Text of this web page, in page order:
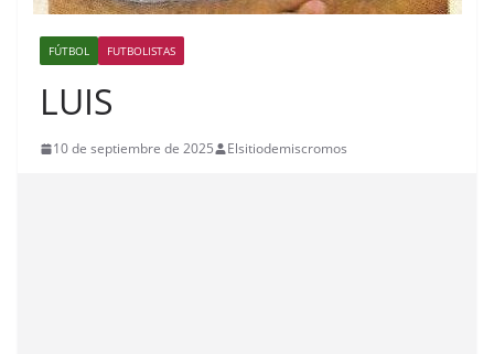
FÚTBOL FUTBOLISTAS
LUIS
10 de septiembre de 2025 Elsitiodemiscromos